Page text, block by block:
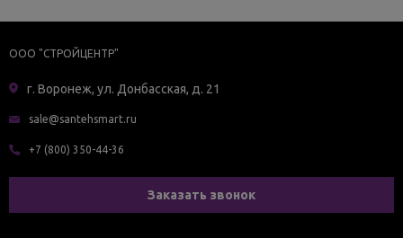
ООО "СТРОЙЦЕНТР"
г. Воронеж, ул. Донбасская, д. 21
sale@santehsmart.ru
+7 (800) 350-44-36
Заказать звонок